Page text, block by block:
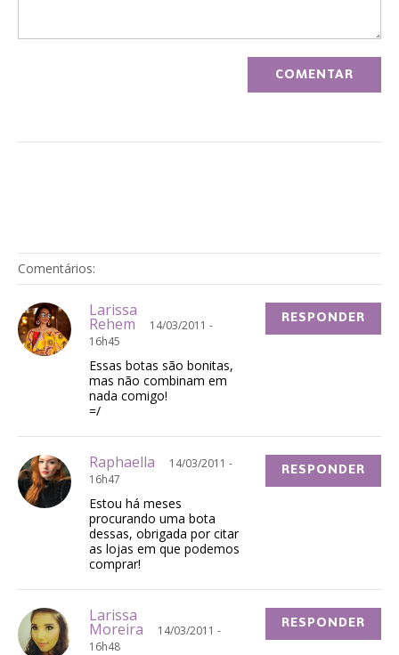
Comentários:
Larissa
Rehem
14/03/2011 -
16h45
Essas botas são bonitas,
mas não combinam em
nada comigo!
=/
RESPONDER
Raphaella
14/03/2011 -
16h47
Estou há meses
procurando uma bota
dessas, obrigada por citar
as lojas em que podemos
comprar!
RESPONDER
Larissa
Moreira
14/03/2011 -
16h48
RESPONDER